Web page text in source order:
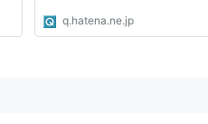
q.hatena.ne.jp